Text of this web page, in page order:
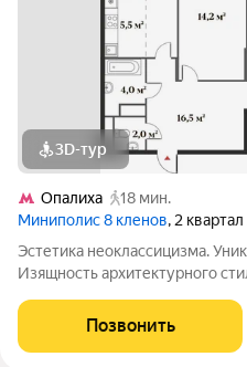
3D-тур
Опалиха
18 мин.
Миниполис 8 кленов, 2
Эстетика неоклассицизма.
Изящность архитектурного
Несмотря на удаленность от
магистралей добраться до
Позвонить